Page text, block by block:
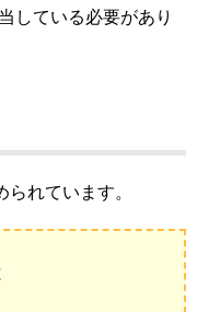
している必要があり
られています。